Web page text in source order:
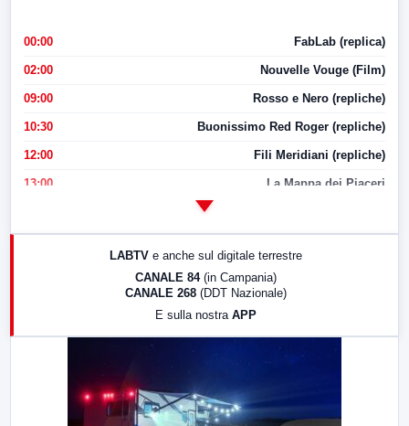
00:00 FabLab (replica)
02:00 Nouvelle Vouge (Film)
09:00 Rosso e Nero (repliche)
10:30 Buonissimo Red Roger (repliche)
12:00 Fili Meridiani (repliche)
13:00 La Mappa dei Piaceri
17:00 LabNews (replica)
LABTV e anche sul digitale terrestre
CANALE 84 (in Campania)
CANALE 268 (DDT Nazionale)
E sulla nostra APP